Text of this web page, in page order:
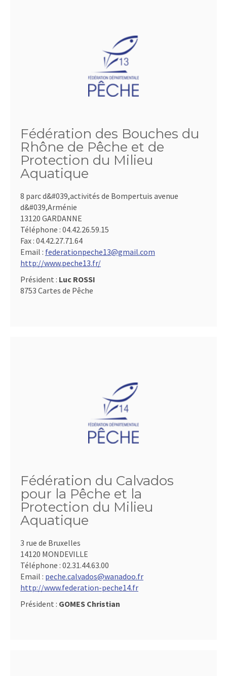
Fédération des Bouches du
Rhône de Pêche et de
Protection du Milieu
Aquatique
8 parc d&#039,activités de Bompertuis avenue
d&#039,Arménie
13120 GARDANNE
Téléphone : 04.42.26.59.15
Fax : 04.42.27.71.64
Email : federationpeche13@gmail.com
http://www.peche13.fr/
Président : Luc ROSSI
8753 Cartes de Pêche
Fédération du Calvados
pour la Pêche et la
Protection du Milieu
Aquatique
3 rue de Bruxelles
14120 MONDEVILLE
Téléphone : 02.31.44.63.00
Email : peche.calvados@wanadoo.fr
http://www.federation-peche14.fr
Président : GOMES Christian